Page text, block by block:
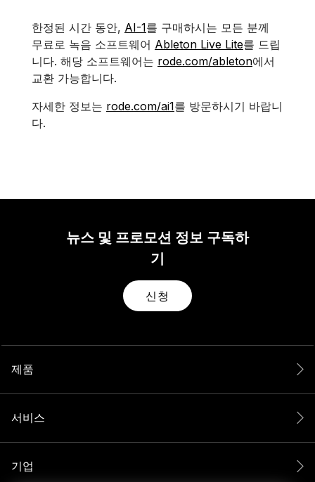
한정된 시간 동안, AI-1를 구매하시는 모든 분께
무료로 녹음 소프트웨어 Ableton Live Lite를 드립
니다. 해당 소프트웨어는 rode.com/ableton에서
교환 가능합니다.
자세한 정보는 rode.com/ai1를 방문하시기 바랍니
다.
뉴스 및 프로모션 정보 구독하
기
신청
제품
서비스
기업